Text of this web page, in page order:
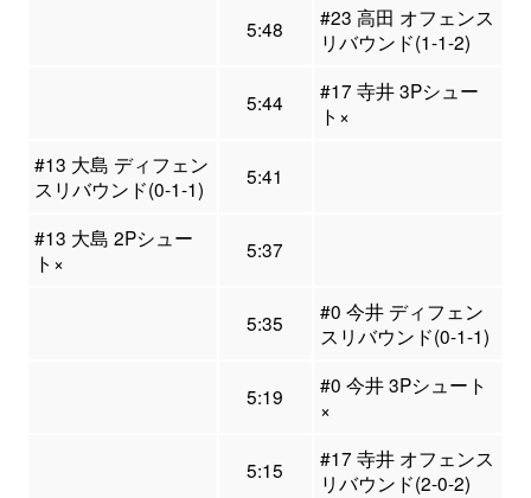
5:48
#23 高田 オフェンス
リバウンド(1-1-2)
5:44
#17 寺井 3Pシュー
ト×
#13 大島 ディフェン
スリバウンド(0-1-1)
5:41
#13 大島 2Pシュー
ト×
5:37
5:35
#0 今井 ディフェン
スリバウンド(0-1-1)
5:19
#0 今井 3Pシュート
×
5:15
#17 寺井 オフェンス
リバウンド(2-0-2)